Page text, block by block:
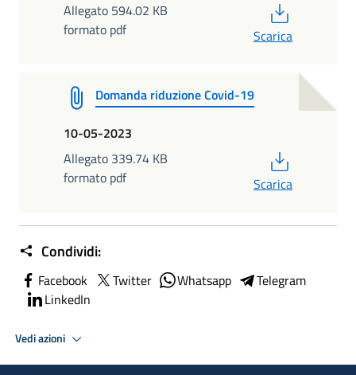
Allegato 594.02 KB
formato pdf
Scarica
Domanda riduzione Covid-19
10-05-2023
Allegato 339.74 KB
formato pdf
Scarica
Condividi:
Facebook Twitter Whatsapp
Telegram
LinkedIn
Vedi azioni